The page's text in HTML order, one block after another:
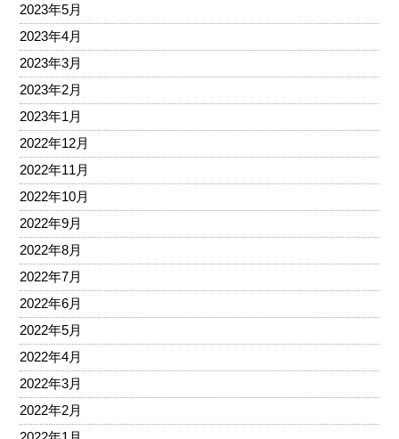
2023年5月
2023年4月
2023年3月
2023年2月
2023年1月
2022年12月
2022年11月
2022年10月
2022年9月
2022年8月
2022年7月
2022年6月
2022年5月
2022年4月
2022年3月
2022年2月